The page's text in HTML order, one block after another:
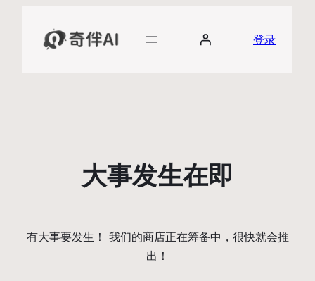
登录
大事发生在即
有大事要发生！ 我们的商店正在筹备中，很快就会推
出！